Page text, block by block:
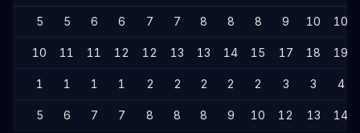
5 5 6 6 7 7 8 8 8 9 10 10
10 11 11 12 12 13 13 14 15 17 18 19
1 1 1 1 2 2 2 2 2 3 3 4
5 6 7 7 8 8 8 9 10 12 13 14